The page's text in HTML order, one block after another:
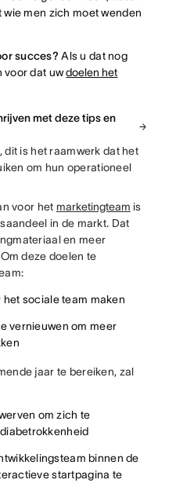
men zich moet wenden
succes?Als u dat nog
voor dat uwdoelen het
met deze tips en
dit is het raamwerk dat het
om hun operationeel
voor het marketingteam is
in de markt. Dat
en meer
deze doelen te
sociale team maken
vernieuwen om meer
jaar te bereiken, zal
om zich te
binnen de
startpagina te